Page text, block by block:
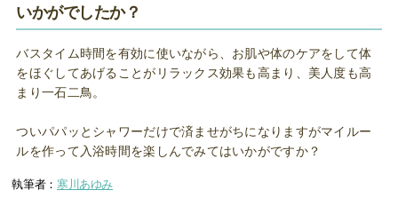
いかがでしたか？
バスタイム時間を有効に使いながら、お肌や体のケアをして体
をほぐしてあげることがリラックス効果も高まり、美人度も高
まり一石二鳥。
ついパパッとシャワーだけで済ませがちになりますがマイルー
ルを作って入浴時間を楽しんでみてはいかがですか？
執筆者： 寒川あゆみ